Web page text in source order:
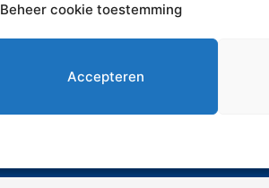
Beheer cookie toestemming
Accepteren
Nachhaftigkeit